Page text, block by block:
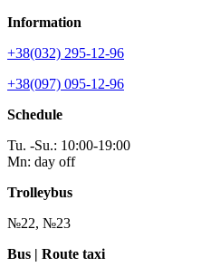
Information
+38(032) 295-12-96
+38(097) 095-12-96
Schedule
Tu. -Su.: 10:00-19:00
Mn: day off
Trolleybus
№22, №23
Bus | Route taxi